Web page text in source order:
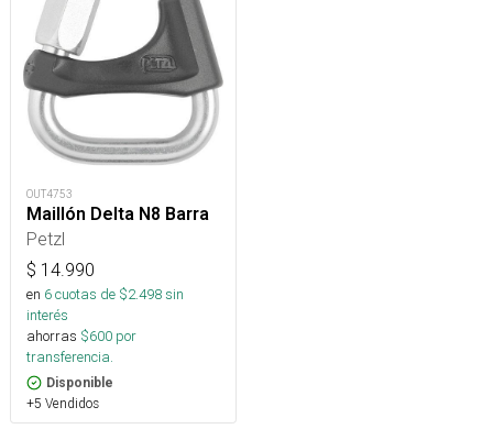
OUT4753
Maillón Delta N8 Barra
Petzl
$ 14.990
en 6cuotas de $2.498sin
interés
ahorras $600 por
transferencia.
Disponible
+5 Vendidos